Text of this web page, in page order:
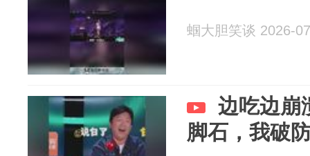
蝈大胆笑谈 2026-
边吃边崩
脚石，我破